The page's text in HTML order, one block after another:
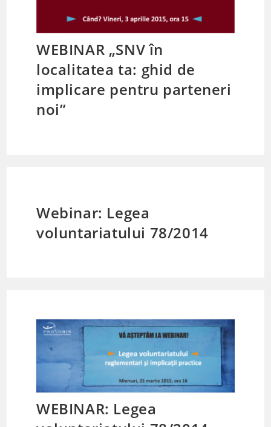
WEBINAR „SNV în
localitatea ta: ghid de
implicare pentru parteneri
noi”
Webinar: Legea
voluntariatului 78/2014
WEBINAR: Legea